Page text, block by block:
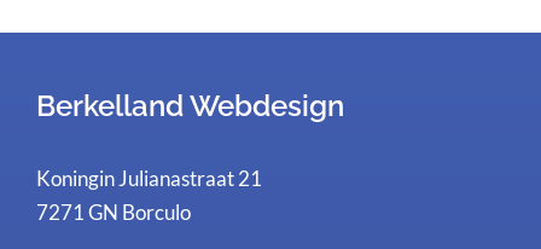
Berkelland Webdesign
Koningin Julianastraat 21
7271 GN Borculo